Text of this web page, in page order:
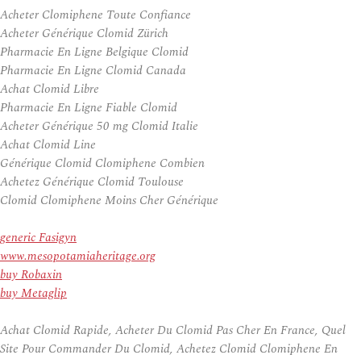
Acheter Clomiphene Toute Confiance
Acheter Générique Clomid Zürich
Pharmacie En Ligne Belgique Clomid
Pharmacie En Ligne Clomid Canada
Achat Clomid Libre
Pharmacie En Ligne Fiable Clomid
Acheter Générique 50 mg Clomid Italie
Achat Clomid Line
Générique Clomid Clomiphene Combien
Achetez Générique Clomid Toulouse
Clomid Clomiphene Moins Cher Générique
generic Fasigyn
www.mesopotamiaheritage.org
buy Robaxin
buy Metaglip
Achat Clomid Rapide, Acheter Du Clomid Pas Cher En France, Quel
Site Pour Commander Du Clomid, Achetez Clomid Clomiphene En